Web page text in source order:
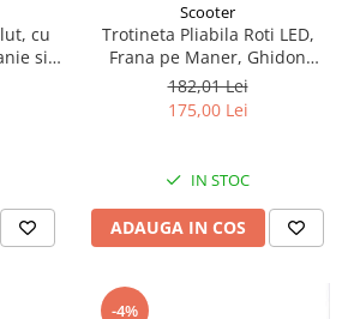
cu
si
Scooter
Trotineta Pliabila Roti LED,
Frana pe Maner, Ghidon
Reglabil - Verde
182,01 Lei
175,00 Lei
IN STOC
ADAUGA IN COS
-4%